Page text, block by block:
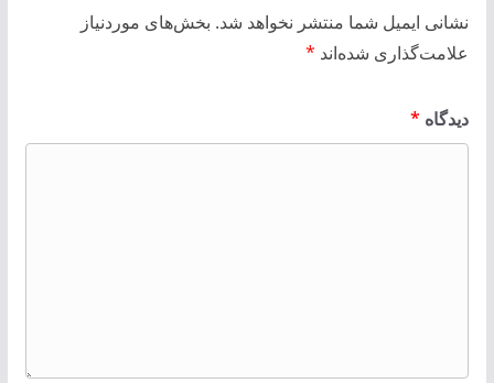
نشانی ایمیل شما منتشر نخواهد شد. بخش‌های موردنیاز
علامت‌گذاری شده‌اند *
دیدگاه *